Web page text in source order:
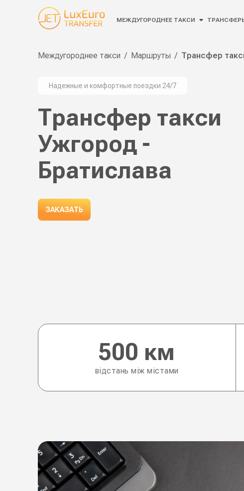
МЕЖДУГОРОДНЕЕ ТАКСИ
Междугороднее такси / Маршруты / Трансфер
Надежные и комфортные поездки 24/7
Трансфер такси
Ужгород -
Братислава
ЗАКАЗАТЬ
відстань між містами
500 км